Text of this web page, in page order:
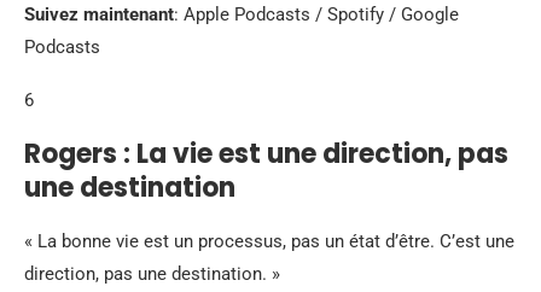
Suivez maintenant: Apple Podcasts / Spotify / Google
Podcasts
6
Rogers : La vie est une direction, pas
une destination
« La bonne vie est un processus, pas un état d’être. C’est une
direction, pas une destination. »